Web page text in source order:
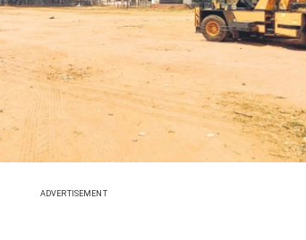
ADVERTISEMENT